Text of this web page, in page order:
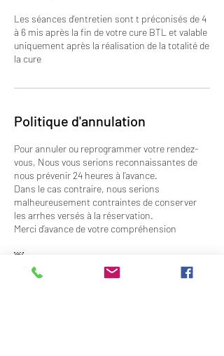
Les séances d'entretien sont t préconisés de 4
à 6 mis après la fin de votre cure BTL et valable
uniquement après la réalisation de la totalité de
la cure
Politique d'annulation
Pour annuler ou reprogrammer votre rendez-
vous, Nous vous serions reconnaissantes de
nous prévenir 24 heures à l’avance.
Dans le cas contraire, nous serions
malheureusement contraintes de conserver
les arrhes versés à la réservation.
Merci d’avance de votre compréhension
￼